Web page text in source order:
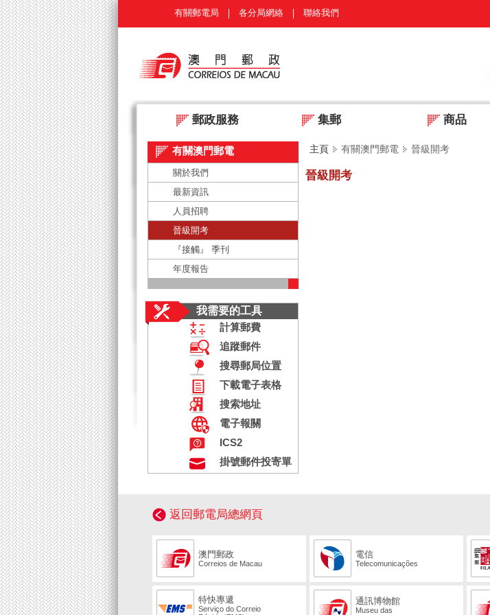
有關郵電局 各分局網絡 聯絡我們
郵政服務 集郵 商品
有關澳門郵電
關於我們
最新資訊
人員招聘
晉級開考
『接觸』 季刊
年度報告
我需要的工具
計算郵費
追蹤郵件
搜尋郵局位置
下載電子表格
搜索地址
電子報關
ICS2
掛號郵件投寄單
主頁 有關澳門郵電 晉級開考
晉級開考
返回郵電局總網頁
澳門郵政
Correios de Macau
電信
Telecomunicações
特快專遞
Serviço do Correio
通訊博物館
Museu das